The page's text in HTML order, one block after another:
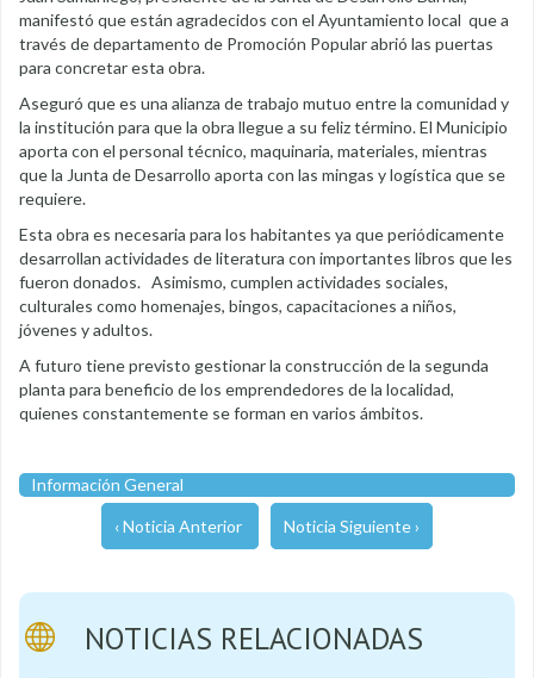
manifestó que están agradecidos con el Ayuntamiento local que a
través de departamento de Promoción Popular abrió las puertas
para concretar esta obra.
Aseguró que es una alianza de trabajo mutuo entre la comunidad y
la institución para que la obra llegue a su feliz término. El Municipio
aporta con el personal técnico, maquinaria, materiales, mientras
que la Junta de Desarrollo aporta con las mingas y logística que se
requiere.
Esta obra es necesaria para los habitantes ya que periódicamente
desarrollan actividades de literatura con importantes libros que les
fueron donados. Asimismo, cumplen actividades sociales,
culturales como homenajes, bingos, capacitaciones a niños,
jóvenes y adultos.
A futuro tiene previsto gestionar la construcción de la segunda
planta para beneficio de los emprendedores de la localidad,
quienes constantemente se forman en varios ámbitos.
Información General
‹ Noticia Anterior Noticia Siguiente ›
NOTICIAS RELACIONADAS